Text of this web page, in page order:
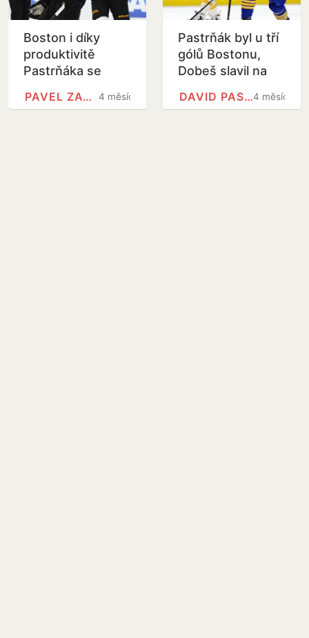
Boston i díky
produktivitě
Pastrňáka se
sérii s Buffalem4 měsíce
PAVEL ZACHA
Pastrňák byl u tří
gólů Bostonu,
Dobeš slavil na
4 měsíce
DAVID PASTRŇÁK